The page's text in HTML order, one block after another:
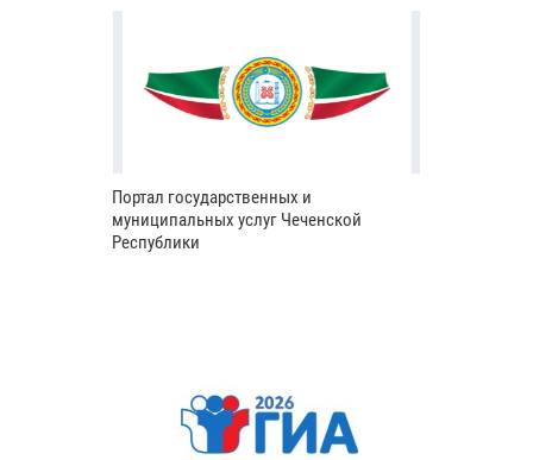
Портал государственных и
муниципальных услуг Чеченской
Республики